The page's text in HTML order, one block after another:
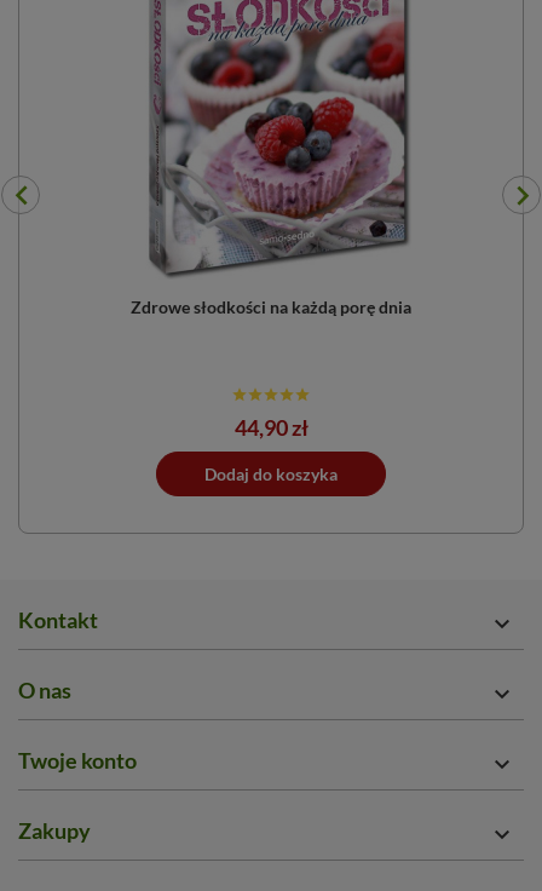
Zdrowe słodkości na każdą porę dnia
Cena
44,90 zł
Dodaj do koszyka
Kontakt 
O nas 
Twoje konto 
Zakupy 